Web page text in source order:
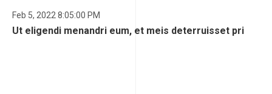
Feb 5, 2022 8:05:00 PM
Ut eligendi menandri eum, et meis deterruisset pri